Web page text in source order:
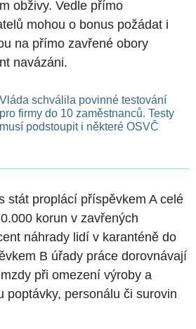
obživy. Vedle přímo
mohou o bonus požádat i
na přímo zavřené obory
navázáni.
Vláda schválila povinné testování
pro firmy do 10 zaměstnanců. Testy
musí podstoupit i některé OSVČ
stát proplácí příspěvkem A celé
korun v zavřených
náhrady lidí v karanténě do
B úřady práce dorovnávají
při omezení výroby a
poptávky, personálu či surovin